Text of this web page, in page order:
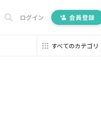
ログイン 会員登録
すべてのカテゴリ